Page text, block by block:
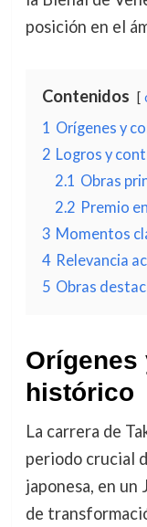
posición en el
Contenidos
1 Orígenes y
2 Logros y
2.1 Obras
2.2 Premio
3 Momentos
4 Relevancia
5 Obras
Orígenes
histórico
La carrera de
periodo crucial
japonesa, en un
de